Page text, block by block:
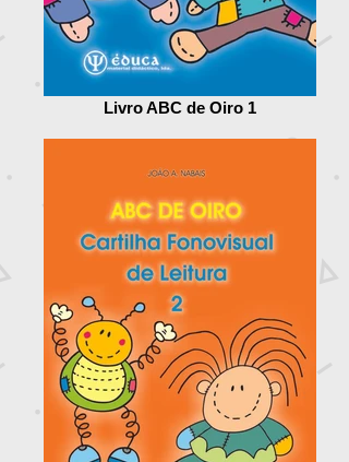
Livro ABC de Oiro 1